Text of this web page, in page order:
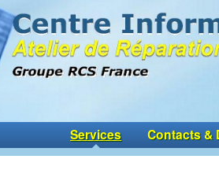
Services Contacts &